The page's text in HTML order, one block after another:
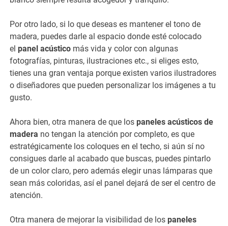
Por otro lado, si lo que deseas es mantener el tono de
madera, puedes darle al espacio donde esté colocado
elpanel acústico más vida y color con algunas
fotografías, pinturas, ilustraciones etc., si eliges esto,
tienes una gran ventaja porque existen varios ilustradores
o diseñadores que pueden personalizar los imágenes a tu
gusto.
Ahora bien, otra manera de que lospaneles acústicos de
madera no tengan la atención por completo, es que
estratégicamente los coloques en el techo, si aún sí no
consigues darle al acabado que buscas, puedes pintarlo
de un color claro, pero además elegir unas lámparas que
sean más coloridas, así el panel dejará de ser el centro de
atención.
Otra manera de mejorar la visibilidad de lospaneles